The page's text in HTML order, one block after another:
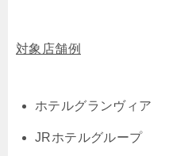
対象店舗例
ホテルグランヴィア
JRホテルグループ